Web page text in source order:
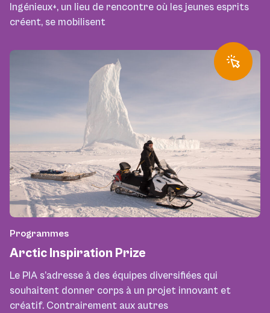
Ingénieux+, un lieu de rencontre où les jeunes esprits
créent, se mobilisent
Programmes
Arctic Inspiration Prize
Le PIA s’adresse à des équipes diversifiées qui
souhaitent donner corps à un projet innovant et
créatif. Contrairement aux autres